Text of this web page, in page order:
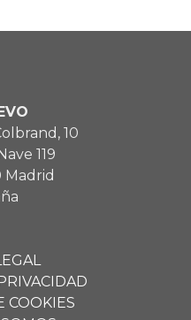
10
119
Madrid
COOKIES